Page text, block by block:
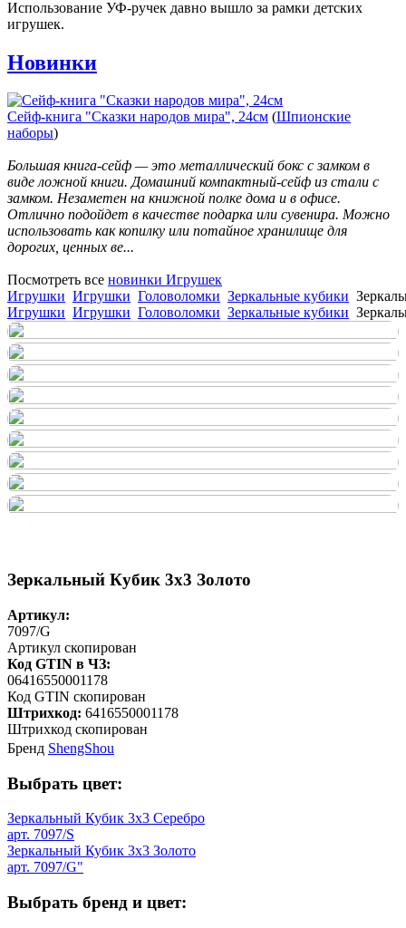
Использование УФ-ручек давно вышло за рамки детских
игрушек.
Новинки
Сейф-книга "Сказки народов мира", 24см (Шпионские
наборы)
Большая книга-сейф — это металлический бокс с замком в
виде ложной книги. Домашний компактный-сейф из стали с
замком. Незаметен на книжной полке дома и в офисе.
Отлично подойдет в качестве подарка или сувенира. Можно
использовать как копилку или потайное хранилище для
дорогих, ценных ве...
Посмотреть все новинки Игрушек
Игрушки Игрушки Головоломки Зеркальные кубики
Игрушки Игрушки Головоломки Зеркальные кубики
Зеркальный Кубик 3х3 Золото
Артикул:
7097/G
Артикул скопирован
Код GTIN в ЧЗ:
06416550001178
Код GTIN скопирован
Штрихкод: 6416550001178
Штрихкод скопирован
Бренд ShengShou
Выбрать цвет:
Зеркальный Кубик 3х3 Серебро
арт. 7097/S
Зеркальный Кубик 3х3 Золото
арт. 7097/G"
Выбрать бренд и цвет: